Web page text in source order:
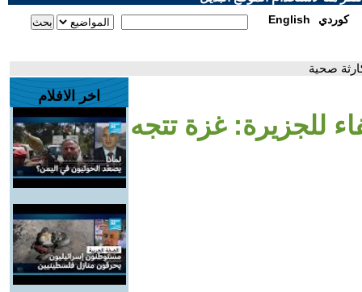
English كوردي
صحية
للجزيرة: غزة تتجه
اخر الافلام